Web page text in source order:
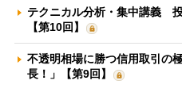
テクニカル分析・集中講義
【第10回】
不透明相場に勝つ信用取引の
長！」【第9回】